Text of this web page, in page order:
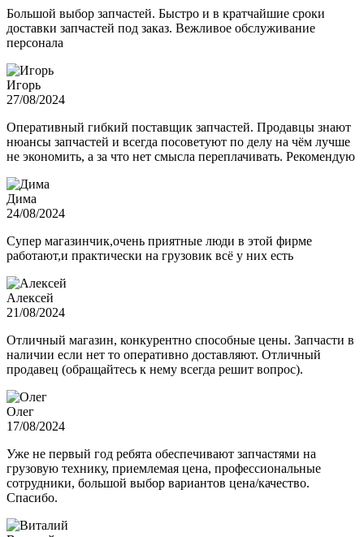
Большой выбор запчастей. Быстро и в кратчайшие сроки
доставки запчастей под заказ. Вежливое обслуживание
персонала
Игорь
27/08/2024
Оперативный гибкий поставщик запчастей. Продавцы знают
нюансы запчастей и всегда посоветуют по делу на чём лучше
не экономить, а за что нет смысла переплачивать. Рекомендую
Дима
24/08/2024
Супер магазинчик,очень приятные люди в этой фирме
работают,и практически на грузовик всё у них есть
Алексей
21/08/2024
Отличный магазин, конкурентно способные цены. Запчасти в
наличии если нет то оперативно доставляют. Отличный
продавец (обращайтесь к нему всегда решит вопрос).
Олег
17/08/2024
Уже не первый год ребята обеспечивают запчастями на
грузовую технику, приемлемая цена, профессиональные
сотрудники, большой выбор вариантов цена/качество.
Спасибо.